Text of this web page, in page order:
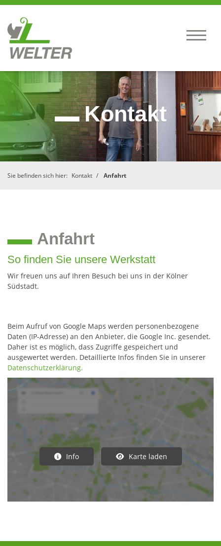
Kontakt
Sie befinden sich hier: Kontakt Anfahrt
Anfahrt
So finden Sie unsere Werkstatt
Wir freuen uns auf Ihren Besuch bei uns in der Kölner
Südstadt.
Beim Aufruf von Google Maps werden personenbezogene
Daten (IP-Adresse) an den Anbieter, die Google Inc. gesendet.
Daher ist es möglich, dass Zugriffe gespeichert und
ausgewertet werden. Detaillierte Infos finden Sie in unserer
Datenschutzerklärung.
Info Karte laden